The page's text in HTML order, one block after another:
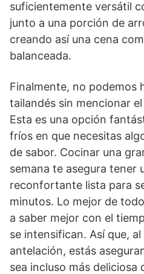
suficientemente versátil
junto a una porción de
creando así una cena
balanceada.
Finalmente, no podemos
tailandés sin mencionar el
Esta es una opción
fríos en que necesitas
de sabor. Cocinar una
semana te asegura tener
reconfortante lista para
minutos. Lo mejor de
a saber mejor con el
se intensifican. Así que,
antelación, estás
sea incluso más deliciosa